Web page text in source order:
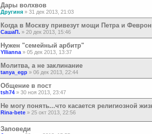
Дары волхвов
Другиня » 31 дек 2013, 21:03
Когда в Москву привезут мощи Петра и
СашаП. » 20 дек 2013, 15:46
Нужен "семейный арбитр"
Yllianna» 05 дек 2013, 13:37
Молитва, а не заклинание
tanya_egp » 06 дек 2013, 22:44
Общение в пост
tsh74 » 30 ноя 2013, 23:47
Не могу понять...что касается религиозной
Rina-bete » 25 окт 2013, 22:56
Заповеди